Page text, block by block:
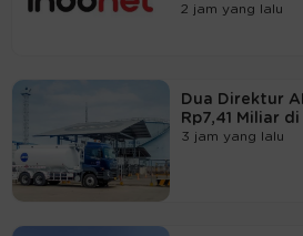
2 jam yang lalu
Dua Direktur
Rp7,41 Miliar
3 jam yang lalu